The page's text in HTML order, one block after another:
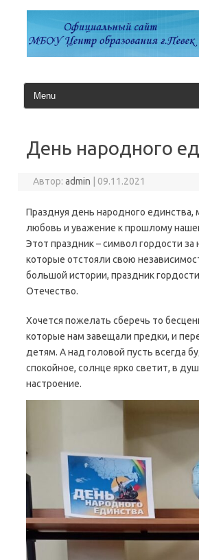
содержимому
День народного
Автор:admin 09.11.2021
Празднуя день народного единства,
любовь и уважение к прошлому
Этот праздник – символ гордости за
которые отстояли свою
большой истории, праздник
Отечество.
Хочется пожелать сберечь то
которые нам завещали предки, и
детям. А над головой пусть всегда
спокойное, солнце ярко светит, в
настроение.